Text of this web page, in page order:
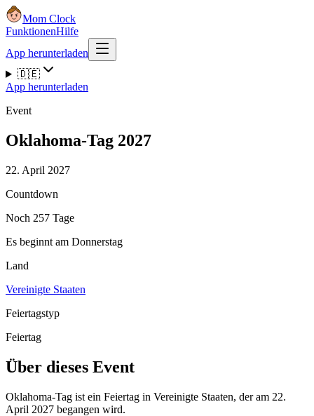
Mom Clock
FunktionenHilfe
App herunterladen
🇩🇪
App herunterladen
Event
Oklahoma-Tag 2027
22. April 2027
Countdown
Noch 257 Tage
Es beginnt am Donnerstag
Land
Vereinigte Staaten
Feiertagstyp
Feiertag
Über dieses Event
Oklahoma-Tag ist ein Feiertag in Vereinigte Staaten, der am 22.
April 2027 begangen wird.